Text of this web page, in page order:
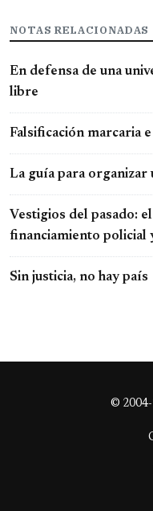
NOTAS RELACIONADAS
En defensa de una
libre
Falsificación marcaria
La guía para organizar
Vestigios del pasado:
financiamiento policial
Sin justicia, no hay país
©